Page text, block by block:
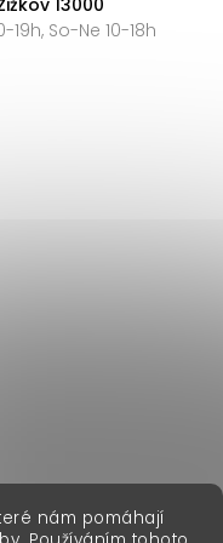
nám pomáhají
So-Ne 10-18h